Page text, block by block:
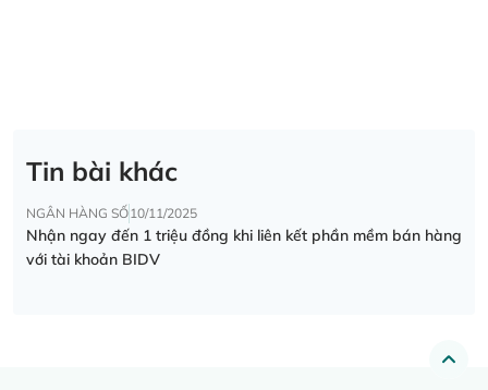
Tin bài khác
NGÂN HÀNG SỐ10/11/2025
Nhận ngay đến 1 triệu đồng khi liên kết phần mềm bán hàng
với tài khoản BIDV